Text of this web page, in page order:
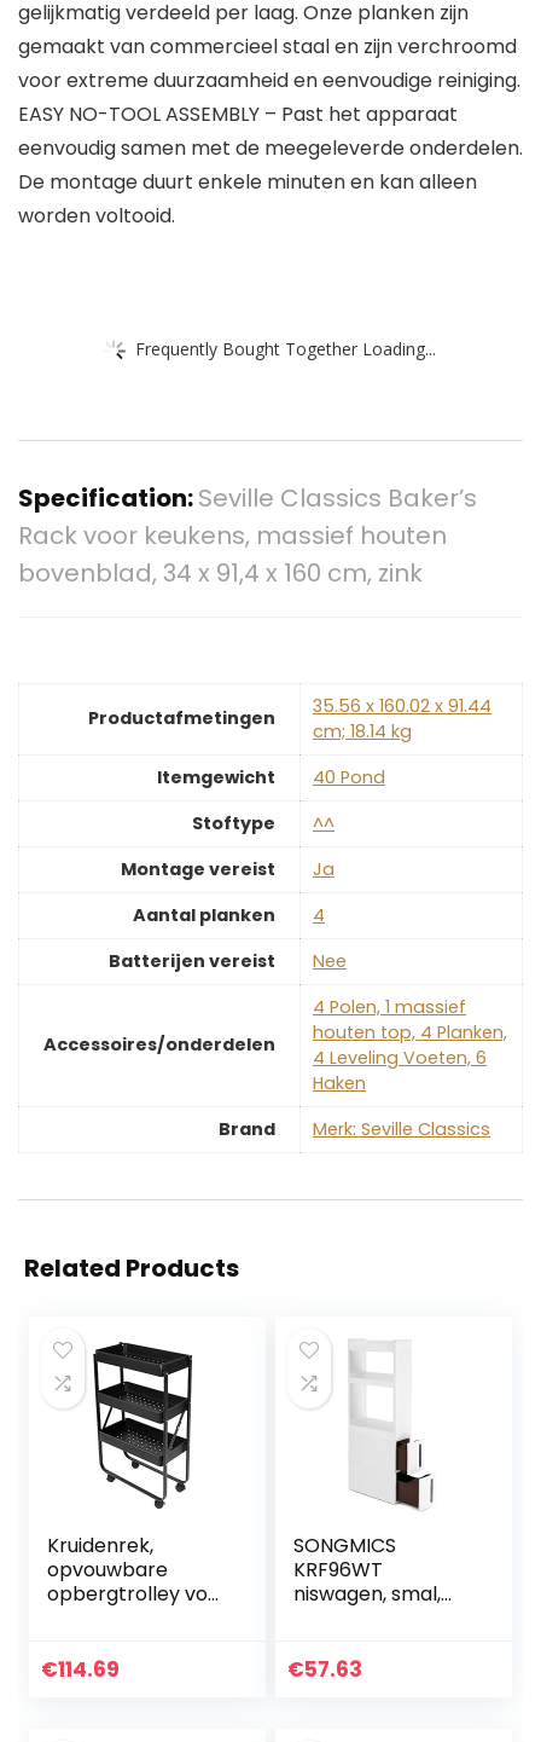
gelijkmatig verdeeld per laag. Onze planken zijn
gemaakt van commercieel staal en zijn verchroomd
voor extreme duurzaamheid en eenvoudige reiniging.
EASY NO-TOOL ASSEMBLY – Past het apparaat
eenvoudig samen met de meegeleverde onderdelen.
De montage duurt enkele minuten en kan alleen
worden voltooid.
Frequently Bought Together Loading...
Specification:Seville Classics Baker’s
Rack voor keukens, massief houten
bovenblad, 34 x 91,4 x 160 cm, zink
Productafmetingen
‎35.56 x 160.02 x 91.44
cm; 18.14 kg
Itemgewicht
‎40 Pond
Stoftype
‎^^
Montage vereist
‎Ja
Aantal planken
‎4
Batterijen vereist
‎Nee
Accessoires/onderdelen
‎4 Polen, 1 massief
houten top, 4 Planken,
4 Leveling Voeten, 6
Haken
Brand
Merk: Seville Classics
Related Products
Kruidenrek,
opvouwbare
opbergtrolley voor
€114.69
SONGMICS
KRF96WT
niswagen, smal,
2 laden, niskast
€57.63